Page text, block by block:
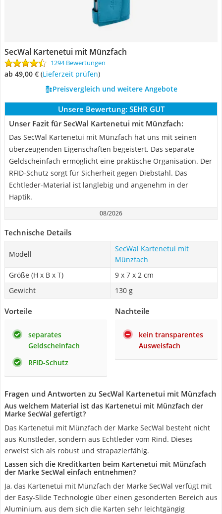
SecWal Kartenetui mit Münzfach
1294 Bewertungen
ab 49,00 € (Lieferzeit prüfen)
Preisvergleich und weitere Angebote
Unsere Bewertung: SEHR GUT
Unser Fazit für SecWal Kartenetui mit Münzfach:
Das SecWal Kartenetui mit Münzfach hat uns mit seinen
überzeugenden Eigenschaften begeistert. Das separate
Geldscheinfach ermöglicht eine praktische Organisation. Der
RFID-Schutz sorgt für Sicherheit gegen Diebstahl. Das
Echtleder-Material ist langlebig und angenehm in der
Haptik.
08/2026
Technische Details
Modell
SecWal Kartenetui mit
Münzfach
Größe (H x B x T)
9 x 7 x 2 cm
Gewicht
130 g
Vorteile
separates
Geldscheinfach
RFID-Schutz
Nachteile
kein transparentes
Ausweisfach
Fragen und Antworten zu SecWal Kartenetui mit Münzfach
Aus welchem Material ist das Kartenetui mit Münzfach der
Marke SecWal gefertigt?
Das Kartenetui mit Münzfach der Marke SecWal besteht nicht
aus Kunstleder, sondern aus Echtleder vom Rind. Dieses
erweist sich als robust und strapazierfähig.
Lassen sich die Kreditkarten beim Kartenetui mit Münzfach
der Marke SecWal einfach entnehmen?
Ja, das Kartenetui mit Münzfach der Marke SecWal verfügt mit
der Easy-Slide Technologie über einen gesonderten Bereich aus
Aluminium, aus dem sich die Karten sehr leichtgängig